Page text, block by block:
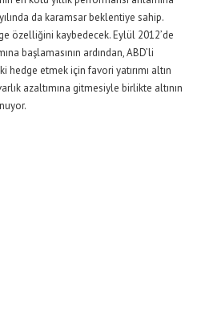
da karamsar beklentiye sahip.
özelliğini kaybedecek. Eylül 2012’de
başlamasının ardından, ABD’li
hedge etmek için favori yatırımı altın
azaltımına gitmesiyle birlikte altının